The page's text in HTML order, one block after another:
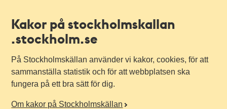
Kakor på stockholmskallan
.stockholm.se
På Stockholmskällan använder vi kakor, cookies, för att
sammanställa statistik och för att webbplatsen ska
fungera på ett bra sätt för dig.
Om kakor på Stockholmskällan